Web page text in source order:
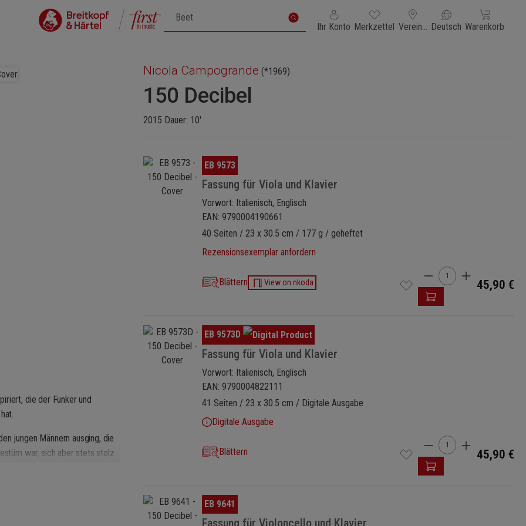
Ihr Konto Du hast 0 Produkte auf dem Merkzettel
Merkzettel Vereinigte Staaten von Amerika
Deutsch Warenkorb
Warenkorb
Nicola Campogrande (*1969)
150 Decibel
2015 Dauer: 10'
Bildergalerie überspringen
EB 9573
Fassung für Viola und Klavier
Vorwort: Italienisch, Englisch
EAN: 9790004190661
40 Seiten / 23 x 30.5 cm / 177 g / geheftet
Rezensionsexemplar anfordern
Blättern View on nkoda Produkt Anzahl:
45,90 €
Bildergalerie überspringen
EB 9573D
Fassung für Viola und Klavier
Vorwort: Italienisch, Englisch
EAN: 9790004822111
41 Seiten / 23 x 30.5 cm / Digitale Ausgabe
Digitale Ausgabe
Blättern Produkt Anzahl:
45,90 €
Bildergalerie überspringen
EB 9641
Fassung für Violoncello und Klavier
die der Funker und
jungen Männern ausging, die
war, sich aber stets stolz
wir uns die Soldaten des
Militärkapelle, die sich